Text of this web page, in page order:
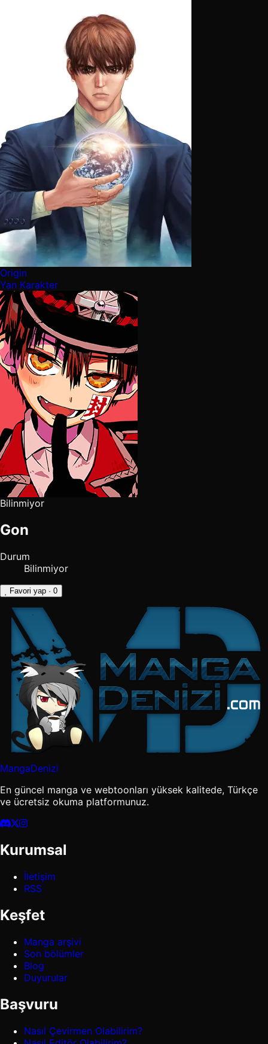
Origin
Yan Karakter
Bilinmiyor
Gon
Durum
Bilinmiyor
Favori yap · 0
MangaDenizi
En güncel manga ve webtoonları yüksek kalitede, Türkçe
ve ücretsiz okuma platformunuz.
Kurumsal
İletişim
RSS
Keşfet
Manga arşivi
Son bölümler
Blog
Duyurular
Başvuru
Nasıl Çevirmen Olabilirim?